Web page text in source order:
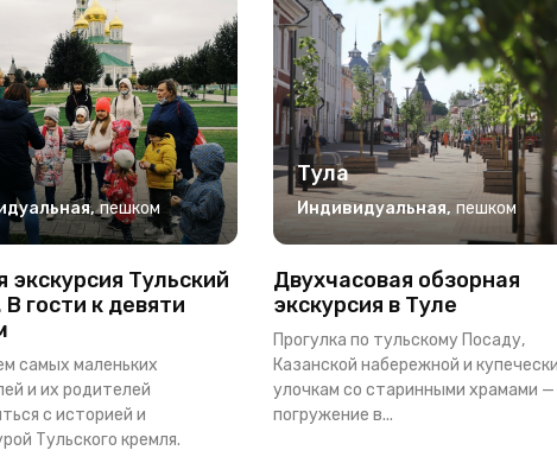
, пешком
экскурсия Тульский
гости к девяти
самых маленьких
и их родителей
с историей и
Тульского кремля.
Тула
Индивидуальная, пешком
Двухчасовая обзорная
экскурсия в Туле
Прогулка по тульскому Посаду,
Казанской набережной и
улочкам со старинными храмами —
погружение в...